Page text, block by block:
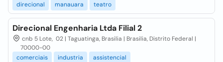
direcional
manauara teatro
Direcional Engenharia Ltda Filial 2
cnb 5 Lote, 02 | Taguatinga, Brasilia | Brasilia, Distrito Federal |
70000-00
comerciais
industria assistencial